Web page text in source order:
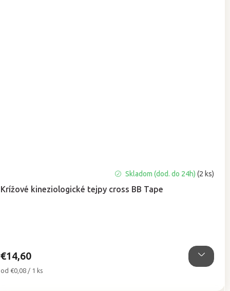
Krížové kineziologické tejpy cross BB Tape
hodnotenie
produktu
Skladom (dod. do 24h)(2 ks)
€14,60
Jednotková
od €0,08 / 1 ks